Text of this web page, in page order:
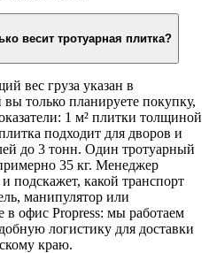
весит тротуарная плитка?
вес груза указан в
только планируете покупку,
1 м² плитки толщиной
подходит для дворов и
до 3 тонн. Один тротуарный
35 кг. Менеджер
подскажет, какой транспорт
манипулятор или
в офис Propress: мы работаем
логистику для доставки
краю.